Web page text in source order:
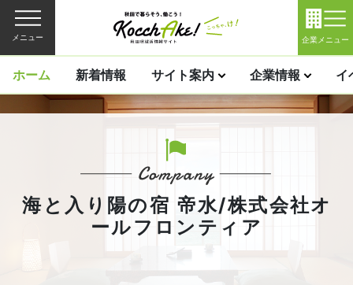
メニュー 企業メニュー
ホーム 新着情報 サイト案内 企業情報 イ
海と入り陽の宿 帝水/株式会社オ
ールフロンティア